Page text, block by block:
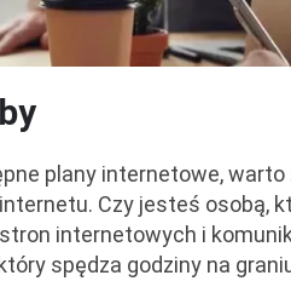
plany internetowe,
Czy jesteś osobą,
internetowych i
spędza godziny na